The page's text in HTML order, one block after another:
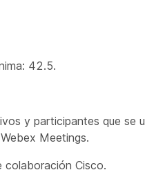
42.5.
y participantes que se
Meetings.
colaboración Cisco.